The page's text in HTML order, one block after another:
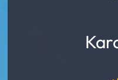
Yargı Kararları